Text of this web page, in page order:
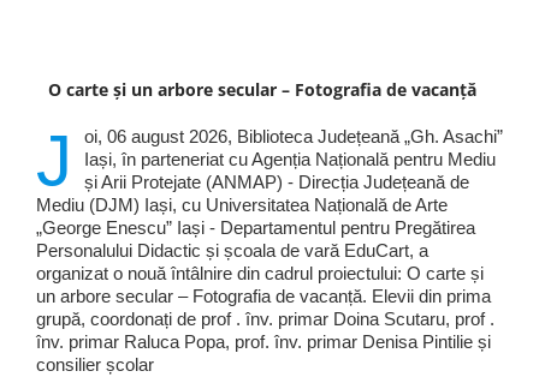
O carte și un arbore secular – Fotografia de vacanță
J
oi, 06 august 2026, Biblioteca Județeană „Gh. Asachi”
Iași, în parteneriat cu Agenția Națională pentru Mediu
și Arii Protejate (ANMAP) - Direcția Județeană de
Mediu (DJM) Iași, cu Universitatea Națională de Arte
„George Enescu” Iași - Departamentul pentru Pregătirea
Personalului Didactic și școala de vară EduCart, a
organizat o nouă întâlnire din cadrul proiectului: O carte și
un arbore secular – Fotografia de vacanță. Elevii din prima
grupă, coordonați de prof . înv. primar Doina Scutaru, prof .
înv. primar Raluca Popa, prof. înv. primar Denisa Pintilie și
consilier școlar